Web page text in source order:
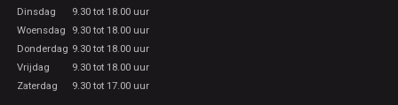
Dinsdag
9.30 tot 18.00 uur
Woensdag
9.30 tot 18.00 uur
Donderdag 9.30 tot 18.00 uur
Vrijdag
9.30 tot 18.00 uur
Zaterdag
9.30 tot 17.00 uur